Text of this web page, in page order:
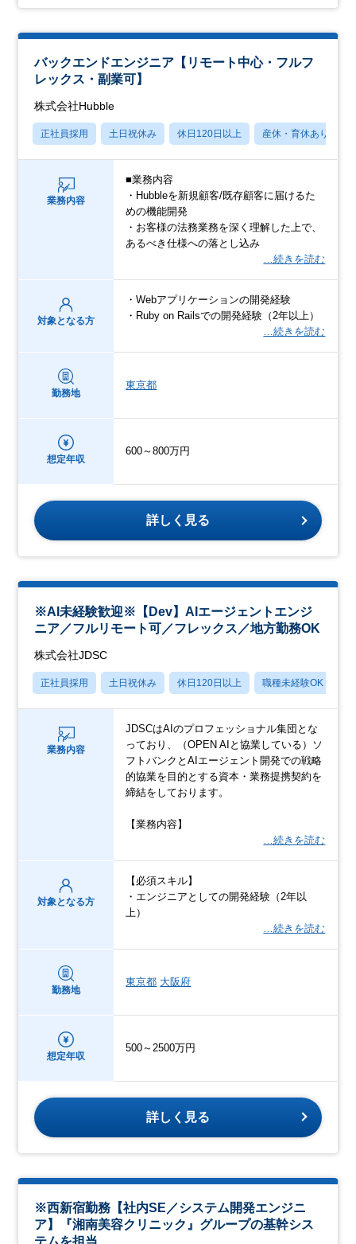
バックエンドエンジニア【リモート中心・フルフ
レックス・副業可】
株式会社Hubble
正社員採用 土日祝休み 休日120日以上 産休・育休あり
業務内容
■業務内容
・Hubbleを新規顧客/既存顧客に届けるた
めの機能開発
・お客様の法務業務を深く理解した上で、
あるべき仕様への落とし込み
…続きを読む
対象となる方
・Webアプリケーションの開発経験
・Ruby on Railsでの開発経験（2年以上）
…続きを読む
勤務地
東京都
想定年収
600～800万円
詳しく見る
※AI未経験歓迎※【Dev】AIエージェントエンジ
ニア／フルリモート可／フレックス／地方勤務OK
株式会社JDSC
正社員採用 土日祝休み 休日120日以上 職種未経験OK
業務内容
JDSCはAIのプロフェッショナル集団とな
っており、（OPEN AIと協業している）ソ
フトバンクとAIエージェント開発での戦略
的協業を目的とする資本・業務提携契約を
締結をしております。
【業務内容】
…続きを読む
対象となる方
【必須スキル】
・エンジニアとしての開発経験（2年以
上）
…続きを読む
勤務地
東京都 大阪府
想定年収
500～2500万円
詳しく見る
※西新宿勤務【社内SE／システム開発エンジニ
ア】『湘南美容クリニック』グループの基幹シス